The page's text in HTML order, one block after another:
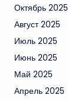
Октябрь 2025
Август 2025
Июль 2025
Июнь 2025
Май 2025
Апрель 2025